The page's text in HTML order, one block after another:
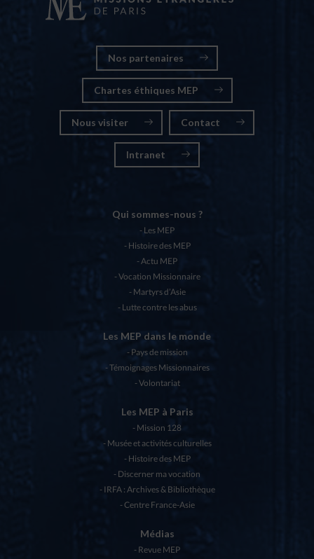
Nos partenaires
Chartes éthiques MEP
Nous visiter Contact
Intranet
Qui sommes-nous ?
Les MEP
Histoire des MEP
Actu MEP
Vocation Missionnaire
Martyrs d’Asie
Lutte contre les abus
Les MEP dans le monde
Pays de mission
Témoignages Missionnaires
Volontariat
Les MEP à Paris
Mission 128
Musée et activités culturelles
Histoire des MEP
Discerner ma vocation
IRFA : Archives & Bibliothèque
Centre France-Asie
Médias
Revue MEP